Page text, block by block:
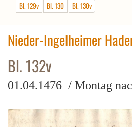
Bl. 129v
Bl. 130 Bl. 130v
Nieder-Ingelheimer
Bl. 132v
01.04.1476 / Montag